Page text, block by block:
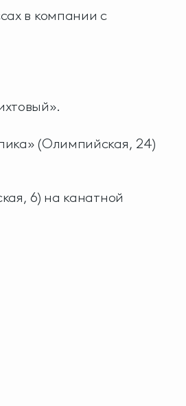
в компании с
(Олимпийская, 24)
6) на канатной